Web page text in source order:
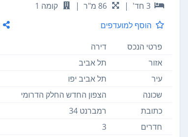
3 חד'
| 86 מ"ר |
קומה 1
הוסף למועדפים
פרטי הנכס
דירה
אזור
תל אביב
עיר
תל אביב יפו
שכונה
הצפון החדש החלק הדרומי
כתובת
רמברנט 34
חדרים
3